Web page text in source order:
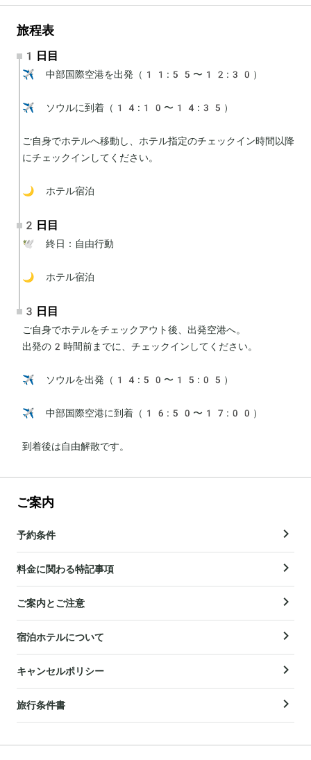
旅程表
1日目
✈️ 中部国際空港を出発（11:55〜12:30）
✈️ ソウルに到着（14:10〜14:35）
ご自身でホテルへ移動し、ホテル指定のチェックイン時間以降
にチェックインしてください。
🌙 ホテル宿泊
2日目
🕊 終日：自由行動
🌙 ホテル宿泊
3日目
ご自身でホテルをチェックアウト後、出発空港へ。
出発の2時間前までに、チェックインしてください。
✈️ ソウルを出発（14:50〜15:05）
✈️ 中部国際空港に到着（16:50〜17:00）
到着後は自由解散です。
ご案内
予約条件
料金に関わる特記事項
ご案内とご注意
宿泊ホテルについて
キャンセルポリシー
旅行条件書